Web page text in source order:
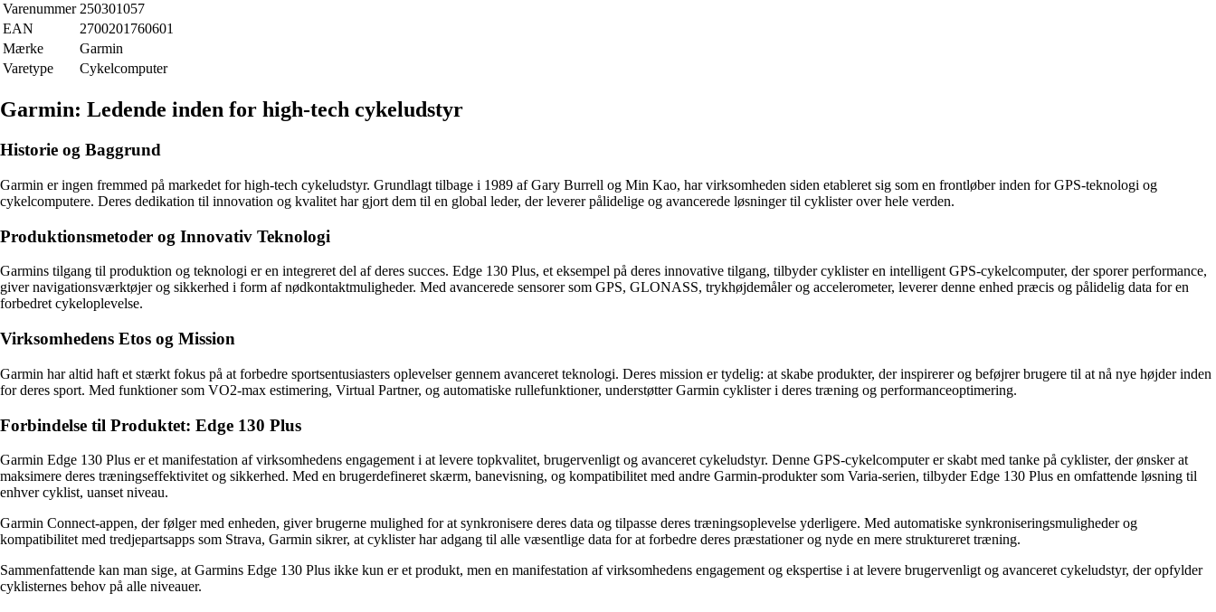
Varenummer 250301057
EAN
2700201760601
Mærke
Garmin
Varetype
Cykelcomputer
Garmin: Ledende inden for high-tech cykeludstyr
Historie og Baggrund
Garmin er ingen fremmed på markedet for high-tech cykeludstyr. Grundlagt tilbage i 1989 af Gary Burrell og Min Kao, har virksomheden siden etableret sig som en frontløber inden for GPS-teknologi og
cykelcomputere. Deres dedikation til innovation og kvalitet har gjort dem til en global leder, der leverer pålidelige og avancerede løsninger til cyklister over hele verden.
Produktionsmetoder og Innovativ Teknologi
Garmins tilgang til produktion og teknologi er en integreret del af deres succes. Edge 130 Plus, et eksempel på deres innovative tilgang, tilbyder cyklister en intelligent GPS-cykelcomputer, der sporer performance,
giver navigationsværktøjer og sikkerhed i form af nødkontaktmuligheder. Med avancerede sensorer som GPS, GLONASS, trykhøjdemåler og accelerometer, leverer denne enhed præcis og pålidelig data for en
forbedret cykeloplevelse.
Virksomhedens Etos og Mission
Garmin har altid haft et stærkt fokus på at forbedre sportsentusiasters oplevelser gennem avanceret teknologi. Deres mission er tydelig: at skabe produkter, der inspirerer og beføjrer brugere til at nå nye højder inden
for deres sport. Med funktioner som VO2-max estimering, Virtual Partner, og automatiske rullefunktioner, understøtter Garmin cyklister i deres træning og performanceoptimering.
Forbindelse til Produktet: Edge 130 Plus
Garmin Edge 130 Plus er et manifestation af virksomhedens engagement i at levere topkvalitet, brugervenligt og avanceret cykeludstyr. Denne GPS-cykelcomputer er skabt med tanke på cyklister, der ønsker at
maksimere deres træningseffektivitet og sikkerhed. Med en brugerdefineret skærm, banevisning, og kompatibilitet med andre Garmin-produkter som Varia-serien, tilbyder Edge 130 Plus en omfattende løsning til
enhver cyklist, uanset niveau.
Garmin Connect-appen, der følger med enheden, giver brugerne mulighed for at synkronisere deres data og tilpasse deres træningsoplevelse yderligere. Med automatiske synkroniseringsmuligheder og
kompatibilitet med tredjepartsapps som Strava, Garmin sikrer, at cyklister har adgang til alle væsentlige data for at forbedre deres præstationer og nyde en mere struktureret træning.
Sammenfattende kan man sige, at Garmins Edge 130 Plus ikke kun er et produkt, men en manifestation af virksomhedens engagement og ekspertise i at levere brugervenligt og avanceret cykeludstyr, der opfylder
cyklisternes behov på alle niveauer.